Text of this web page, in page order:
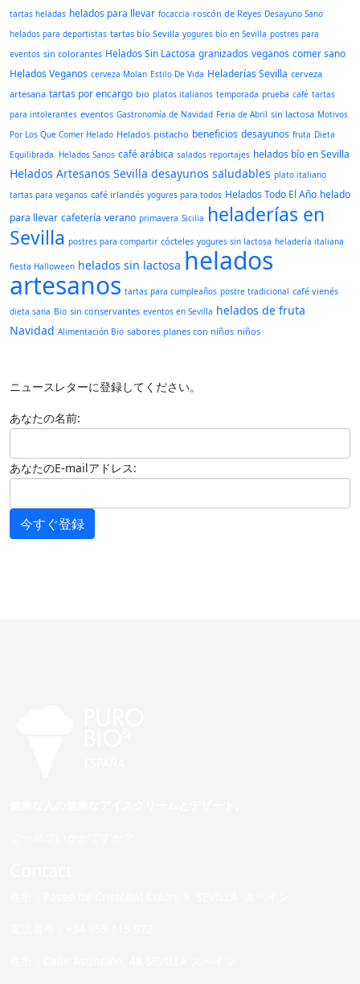
tartas heladas helados para llevar focaccia roscón de Reyes Desayuno Sano
helados para deportistas tartas bío Sevilla yogures bío en Sevilla postres para
eventos sin colorantes Helados Sin Lactosa granizados veganos comer sano
Helados Veganos cerveza Molan Estilo De Vida Heladerías Sevilla cerveza
artesana tartas por encargo bio platos italianos temporada prueba café tartas
para intolerantes eventos Gastronomía de Navidad Feria de Abril sin lactosa Motivos
Por Los Que Comer Helado Helados pistacho beneficios desayunos fruta Dieta
Equilibrada. Helados Sanos café arábica salados reportajes helados bío en Sevilla
Helados Artesanos Sevilla desayunos saludables plato italiano
tartas para veganos café irlandés yogures para todos Helados Todo El Año helado
para llevar cafetería verano primavera Sicilia heladerías en
Sevilla postres para compartir cócteles yogures sin lactosa heladería italiana
fiesta Halloween helados sin lactosa helados
artesanos tartas para cumpleaños postre tradicional café vienés
dieta sana Bio sin conservantes eventos en Sevilla helados de fruta
Navidad Alimentación Bio sabores planes con niños niños
ニュースレターに登録してください。
あなたの名前:
あなたのE-mailアドレス:
今すぐ登録